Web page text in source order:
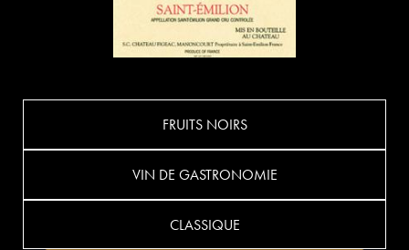
FRUITS NOIRS
VIN DE GASTRONOMIE
CLASSIQUE